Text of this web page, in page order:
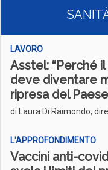
LAVORO
Asstel: “Perché
deve diventare
ripresa del
di Laura Di Raimondo,
L'APPROFONDIMENTO
Vaccini anti-